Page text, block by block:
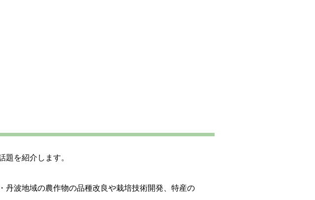
を紹介します。
丹波地域の農作物の品種改良や栽培技術開発、特産の